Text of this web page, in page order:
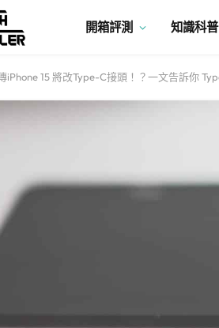
開箱評測 知識科普
iPhone 15 將改Type-C接頭！？一文告訴你